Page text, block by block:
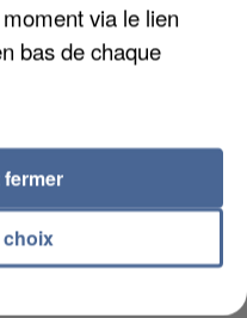
DE LA DZ
via le lien
bas de chaque
choix